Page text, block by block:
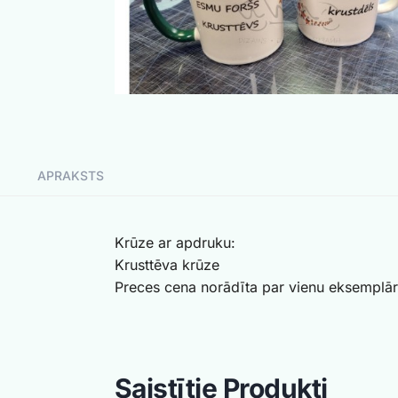
APRAKSTS
Krūze ar apdruku:
Krusttēva krūze
Preces cena norādīta par vienu
Saistītie Produkti